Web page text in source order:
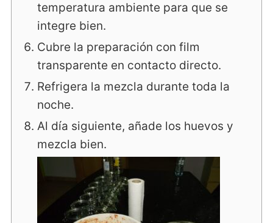
temperatura ambiente para que se
integre bien.
Cubre la preparación con film
transparente en contacto directo.
Refrigera la mezcla durante toda la
noche.
Al día siguiente, añade los huevos y
mezcla bien.